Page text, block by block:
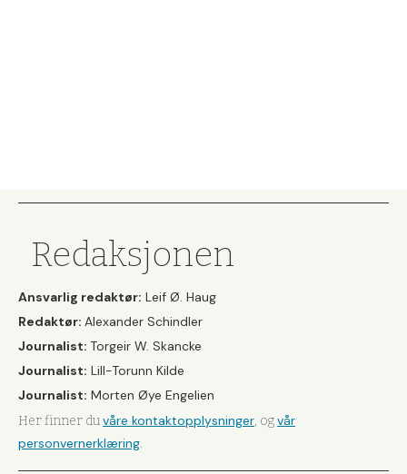
Redaksjonen
Ansvarlig redaktør: Leif Ø. Haug
Redaktør: Alexander Schindler
Journalist: Torgeir W. Skancke
Journalist: Lill-Torunn Kilde
Journalist: Morten Øye Engelien
Her finner duvåre kontaktopplysninger, ogvår
personvernerklæring.